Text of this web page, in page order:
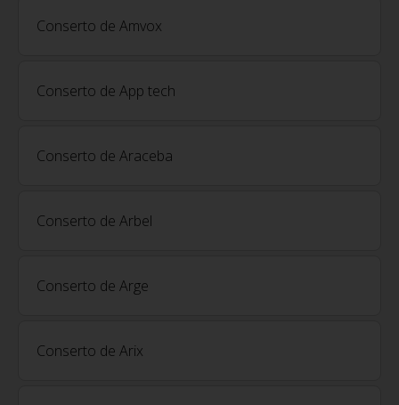
Conserto de Amvox
Conserto de App tech
Conserto de Araceba
Conserto de Arbel
Conserto de Arge
Conserto de Arix